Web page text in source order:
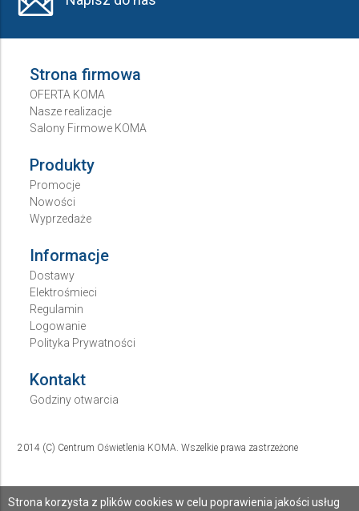
Strona korzysta z plików cookies w celu poprawienia jakości usług
Strona firmowa
OFERTA KOMA
Nasze realizacje
Salony Firmowe KOMA
Produkty
Promocje
Nowości
Wyprzedaże
Informacje
Dostawy
Elektrośmieci
Regulamin
Logowanie
Polityka Prywatności
Kontakt
Godziny otwarcia
2014 (C) Centrum Oświetlenia KOMA. Wszelkie prawa zastrzeżone